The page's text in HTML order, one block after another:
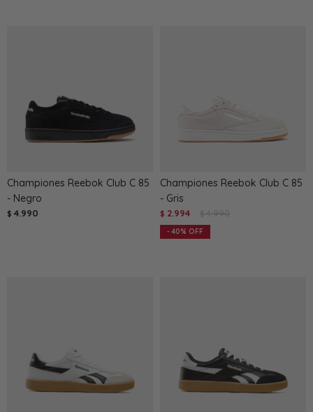
Championes Reebok Club C 85
- Negro
$ 4.990
Championes Reebok Club C 85
- Gris
$ 2.994 $ 4.990
40